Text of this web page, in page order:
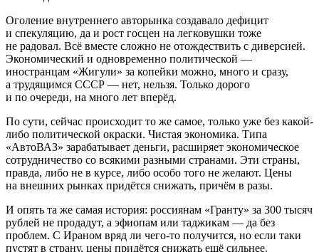
Оголение внутреннего авторынка создавало дефицит
и спекуляцию, да и рост госцен на легковушки тоже
не радовал. Всё вместе сложно не отождествить с диверсией.
Экономический и одновременно политической —
иностранцам «Жигули» за копейки можно, много и сразу,
а трудящимся СССР — нет, нельзя. Только дорого
и по очереди, на много лет вперёд.
По сути, сейчас происходит то же самое, только уже без какой-
либо политической окраски. Чистая экономика. Типа
«АвтоВАЗ» зарабатывает деньги, расширяет экономическое
сотрудничество со всякими разными странами. Эти страны,
правда, либо не в курсе, либо особо того не желают. Цены
на внешних рынках придётся снижать, причём в разы.
И опять та же самая история: россиянам «Гранту» за 300 тысяч
рублей не продадут, а эфиопам или таджикам — да без
проблем. С Ираном вряд ли чего-то получится, но если таки
пустят в страну, цены придётся снижать ещё сильнее.